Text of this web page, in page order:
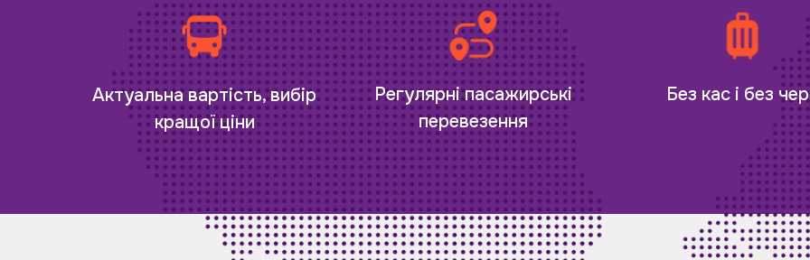
Актуальна вартість, вибір
кращої ціни
Регулярні пасажирські
перевезення
Без кас і без